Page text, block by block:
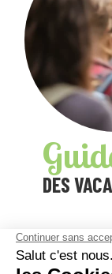
DES
Que faire en
découvertes